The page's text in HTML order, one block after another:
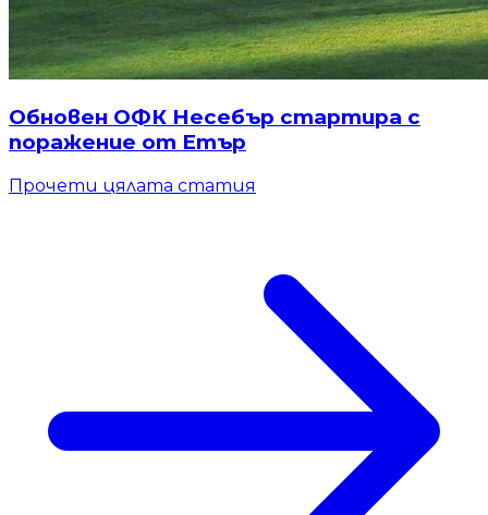
Обновен ОФК Несебър стартира с
поражение от Етър
Прочети цялата статия